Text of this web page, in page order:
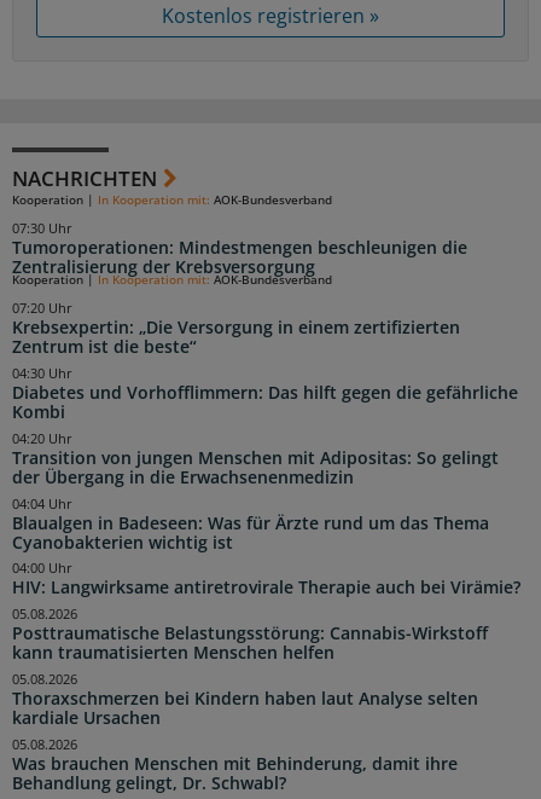
Kostenlos registrieren »
NACHRICHTEN
Tumoroperationen: Mindestmengen beschleunigen die
Zentralisierung der Krebsversorgung
Kooperation | In Kooperation mit: AOK-Bundesverband
07:30 Uhr
Krebsexpertin: „Die Versorgung in einem zertifizierten
Zentrum ist die beste“
Kooperation In Kooperation mit: AOK-Bundesverband
07:20 Uhr
Diabetes und Vorhofflimmern: Das hilft gegen die gefährliche
Kombi
04:30 Uhr
Transition von jungen Menschen mit Adipositas: So gelingt
der Übergang in die Erwachsenenmedizin
04:20 Uhr
Blaualgen in Badeseen: Was für Ärzte rund um das Thema
Cyanobakterien wichtig ist
04:04 Uhr
HIV: Langwirksame antiretrovirale Therapie auch bei Virämie?
04:00 Uhr
Posttraumatische Belastungsstörung: Cannabis-Wirkstoff
kann traumatisierten Menschen helfen
05.08.2026
Thoraxschmerzen bei Kindern haben laut Analyse selten
kardiale Ursachen
05.08.2026
Was brauchen Menschen mit Behinderung, damit ihre
Behandlung gelingt, Dr. Schwabl?
05.08.2026